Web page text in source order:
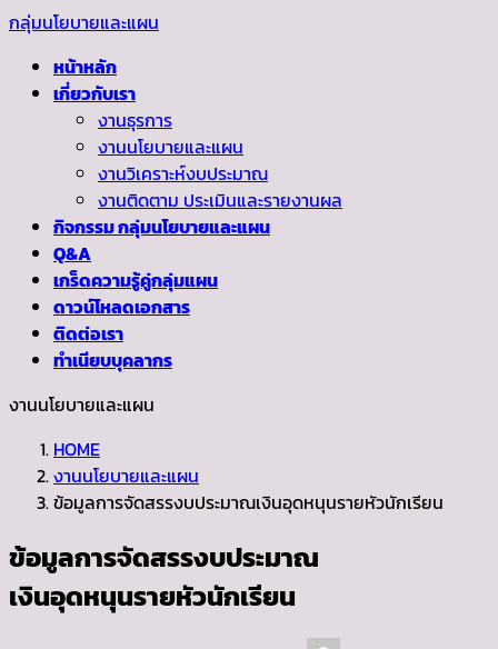
Skip
the
content
Skip
the
Navigation
กลุ่มนโยบายและแผน
หน้าหลัก
เกี่ยวกับเรา
งานธุรการ
งานนโยบายและแผน
งานวิเคราะห์งบประมาณ
งานติดตาม ประเมินและรายงานผล
กิจกรรม กลุ่มนโยบายและแผน
Q&A
เกร็ดความรู้คู่กลุ่มแผน
ดาวน์โหลดเอกสาร
ติดต่อเรา
ทำเนียบบุคลากร
งานนโยบายและแผน
HOME
งานนโยบายและแผน
ข้อมูลการจัดสรรงบประมาณเงินอุดหนุนรายหัวนักเรียน
ข้อมูลการจัดสรรงบประมาณ
เงินอุดหนุนรายหัวนักเรียน